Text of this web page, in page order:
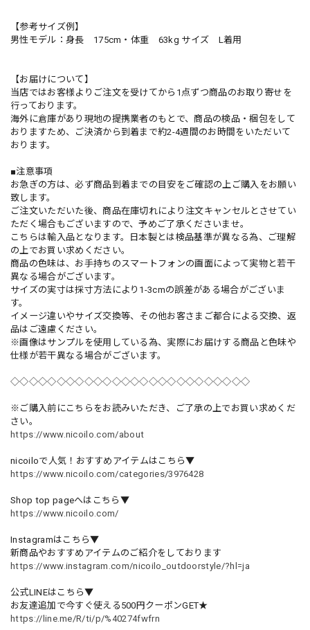
【参考サイズ例】
男性モデル：身長 175cm・体重 63kg サイズ L着用
【お届けについて】
当店ではお客様よりご注文を受けてから1点ずつ商品のお取り寄せを
行っております。
海外に倉庫があり現地の提携業者のもとで、商品の検品・梱包をして
おりますため、ご決済から到着まで約2-4週間のお時間をいただいて
おります。
■注意事項
お急ぎの方は、必ず商品到着までの目安をご確認の上ご購入をお願い
致します。
ご注文いただいた後、商品在庫切れにより注文キャンセルとさせてい
ただく場合もございますので、予めご了承くださいませ。
こちらは輸入品となります。日本製とは検品基準が異なる為、ご理解
の上でお買い求めください。
商品の色味は、お手持ちのスマートフォンの画面によって実物と若干
異なる場合がございます。
サイズの実寸は採寸方法により1-3cmの誤差がある場合がございま
す。
イメージ違いやサイズ交換等、その他お客さまご都合による交換、返
品はご遠慮ください。
※画像はサンプルを使用している為、実際にお届けする商品と色味や
仕様が若干異なる場合がございます。
◇◇◇◇◇◇◇◇◇◇◇◇◇◇◇◇◇◇◇◇◇◇◇◇◇◇
※ご購入前にこちらをお読みいただき、ご了承の上でお買い求めくだ
さい。
https://www.nicoilo.com/about
nicoiloで人気！おすすめアイテムはこちら▼
https://www.nicoilo.com/categories/3976428
Shop top pageへはこちら▼
https://www.nicoilo.com/
Instagramはこちら▼
新商品やおすすめアイテムのご紹介をしております
https://www.instagram.com/nicoilo_outdoorstyle/?hl=ja
公式LINEはこちら▼
お友達追加で今すぐ使える500円クーポンGET★
https://line.me/R/ti/p/%40274fwfrn